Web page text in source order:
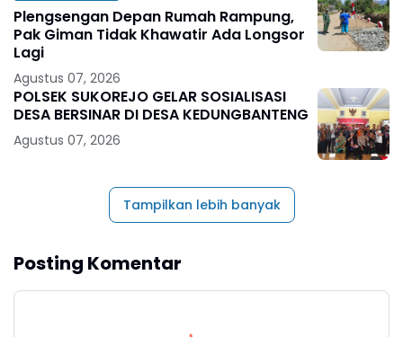
Plengsengan Depan Rumah Rampung,
Pak Giman Tidak Khawatir Ada Longsor
Lagi
Agustus 07, 2026
POLSEK SUKOREJO GELAR SOSIALISASI
DESA BERSINAR DI DESA KEDUNGBANTENG
Agustus 07, 2026
Tampilkan lebih banyak
Posting Komentar